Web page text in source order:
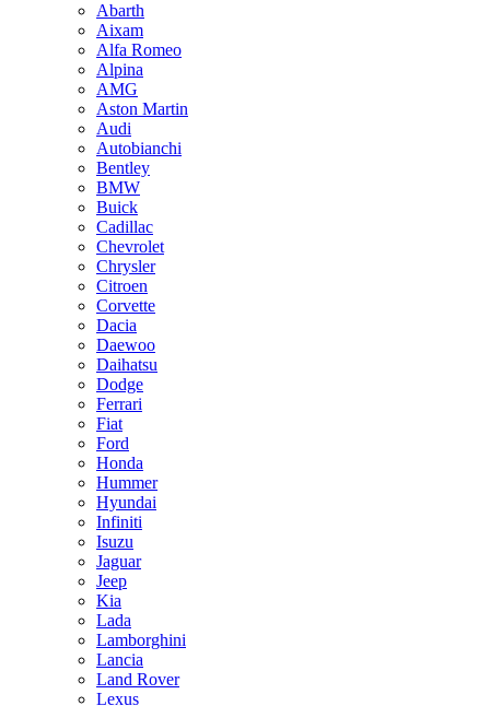
Abarth
Aixam
Alfa Romeo
Alpina
AMG
Aston Martin
Audi
Autobianchi
Bentley
BMW
Buick
Cadillac
Chevrolet
Chrysler
Citroen
Corvette
Dacia
Daewoo
Daihatsu
Dodge
Ferrari
Fiat
Ford
Honda
Hummer
Hyundai
Infiniti
Isuzu
Jaguar
Jeep
Kia
Lada
Lamborghini
Lancia
Land Rover
Lexus